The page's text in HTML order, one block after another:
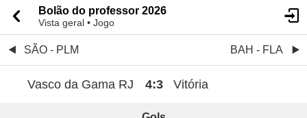
Bolão do professor 2026
Vista geral • Jogo
SÃO - PLM BAH - FLA
Vasco da Gama RJ 4:3 Vitória